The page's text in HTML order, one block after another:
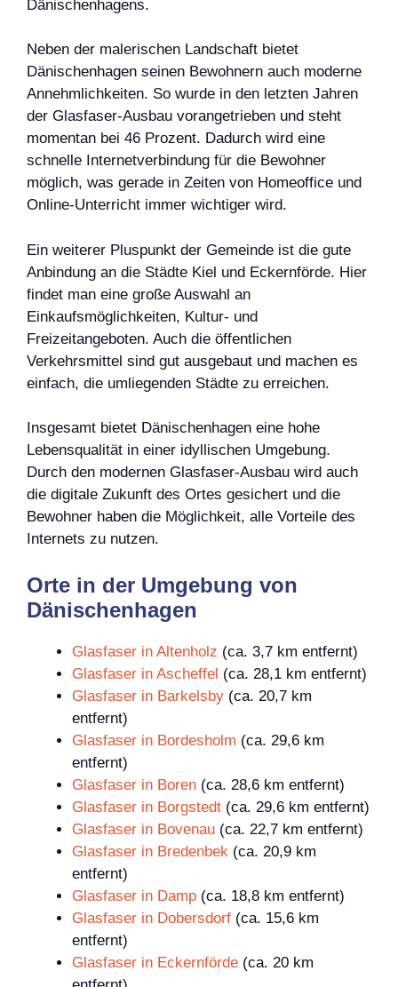
Dänischenhagens.
Neben der malerischen Landschaft bietet
Dänischenhagen seinen Bewohnern auch moderne
Annehmlichkeiten. So wurde in den letzten Jahren
der Glasfaser-Ausbau vorangetrieben und steht
momentan bei 46 Prozent. Dadurch wird eine
schnelle Internetverbindung für die Bewohner
möglich, was gerade in Zeiten von Homeoffice und
Online-Unterricht immer wichtiger wird.
Ein weiterer Pluspunkt der Gemeinde ist die gute
Anbindung an die Städte Kiel und Eckernförde. Hier
findet man eine große Auswahl an
Einkaufsmöglichkeiten, Kultur- und
Freizeitangeboten. Auch die öffentlichen
Verkehrsmittel sind gut ausgebaut und machen es
einfach, die umliegenden Städte zu erreichen.
Insgesamt bietet Dänischenhagen eine hohe
Lebensqualität in einer idyllischen Umgebung.
Durch den modernen Glasfaser-Ausbau wird auch
die digitale Zukunft des Ortes gesichert und die
Bewohner haben die Möglichkeit, alle Vorteile des
Internets zu nutzen.
Orte in der Umgebung von
Dänischenhagen
Glasfaser in Altenholz (ca. 3,7 km entfernt)
Glasfaser in Ascheffel (ca. 28,1 km entfernt)
Glasfaser in Barkelsby (ca. 20,7 km
entfernt)
Glasfaser in Bordesholm (ca. 29,6 km
entfernt)
Glasfaser in Boren (ca. 28,6 km entfernt)
Glasfaser in Borgstedt (ca. 29,6 km entfernt)
Glasfaser in Bovenau (ca. 22,7 km entfernt)
Glasfaser in Bredenbek (ca. 20,9 km
entfernt)
Glasfaser in Damp (ca. 18,8 km entfernt)
Glasfaser in Dobersdorf (ca. 15,6 km
entfernt)
Glasfaser in Eckernförde (ca. 20 km